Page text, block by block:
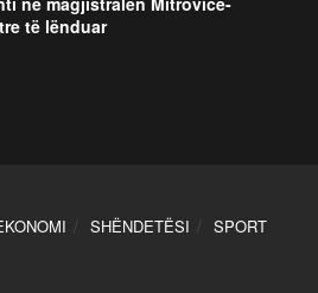
të lënduar
SHËNDETËSI SPORT